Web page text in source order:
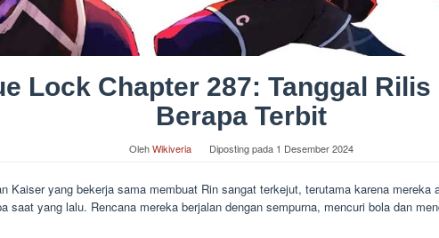
Lock Chapter 287: Tanggal Rilis
Berapa Terbit
OlehWikiveria Diposting pada 1 Desember 2024
Kaiser yang bekerja sama membuat Rin sangat terkejut, terutama karena mereka
saat yang lalu. Rencana mereka berjalan dengan sempurna, mencuri bola dan